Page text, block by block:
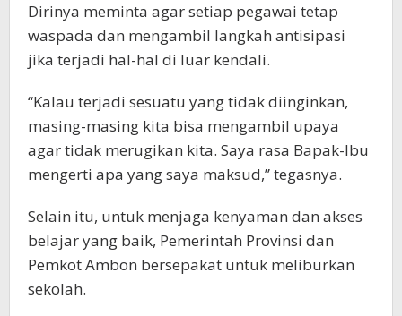
Dirinya meminta agar setiap pegawai tetap
waspada dan mengambil langkah antisipasi
jika terjadi hal-hal di luar kendali.
“Kalau terjadi sesuatu yang tidak diinginkan,
masing-masing kita bisa mengambil upaya
agar tidak merugikan kita. Saya rasa Bapak-Ibu
mengerti apa yang saya maksud,” tegasnya.
Selain itu, untuk menjaga kenyaman dan akses
belajar yang baik, Pemerintah Provinsi dan
Pemkot Ambon bersepakat untuk meliburkan
sekolah.